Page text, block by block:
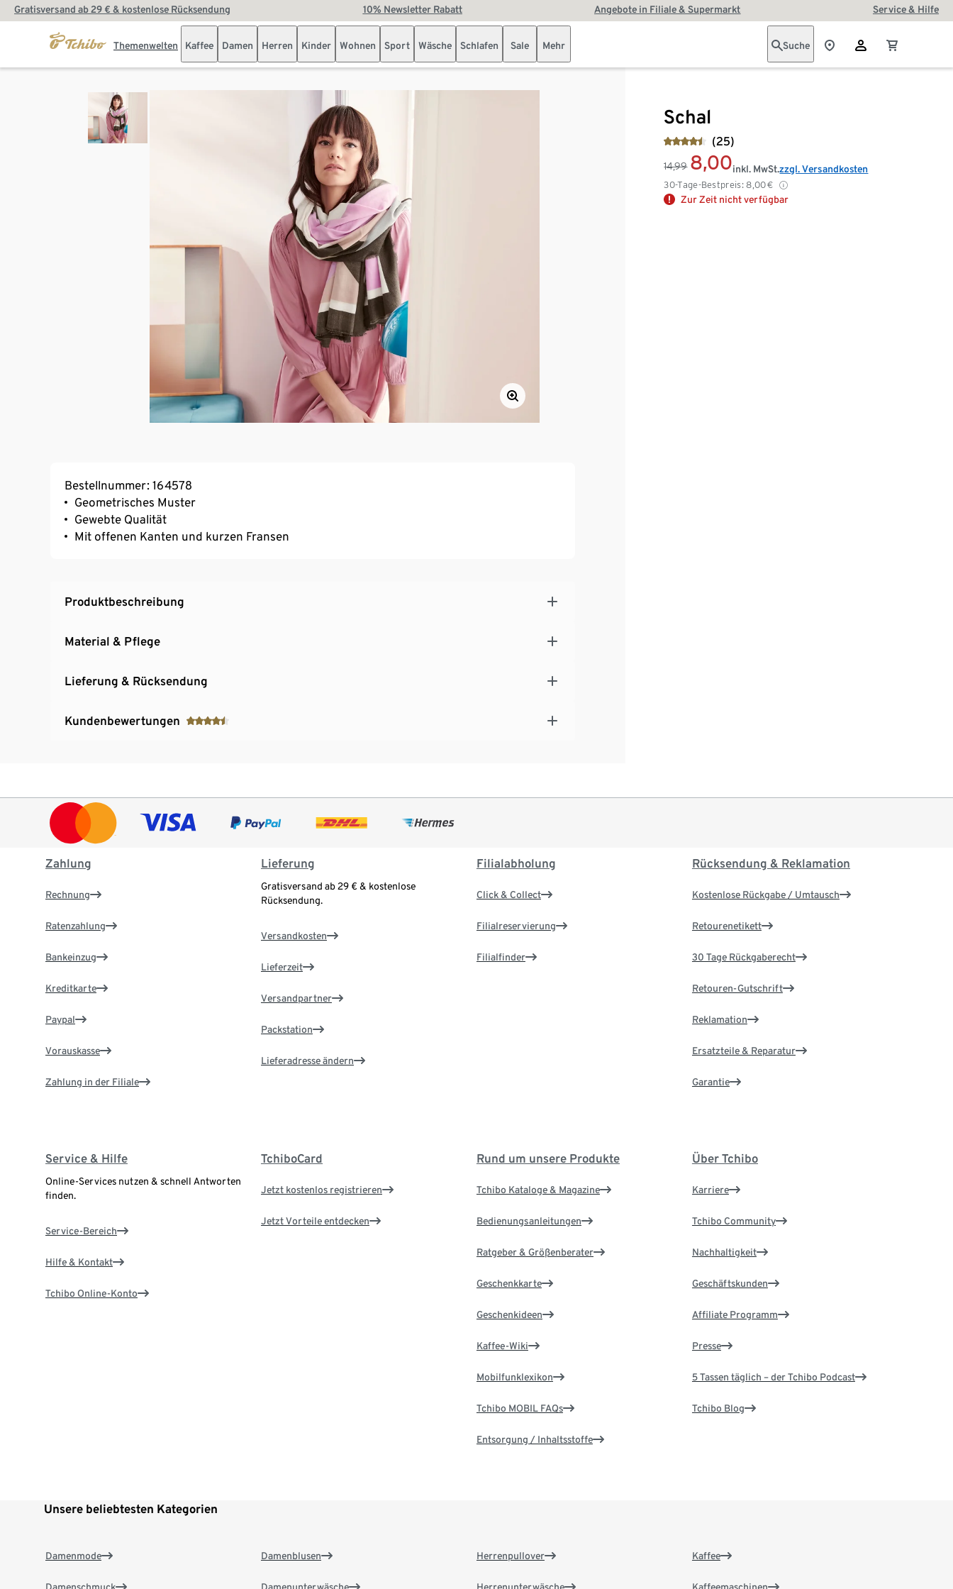
Gratisversand ab 29 € & kostenlose Rücksendung 10% Newsletter Rabatt Angebote in Filiale & Supermarkt Service & Hilfe
Themenwelten Kaffee Damen Herren Kinder Wohnen Sport Wäsche Schlafen Sale Mehr Suche
Schal
(25)
14,99 8,00
30-Tage-Bestpreis: 8,00€
inkl. MwSt.zzgl. Versandkosten
Zur Zeit nicht verfügbar
Bestellnummer: 164578
Geometrisches Muster
Gewebte Qualität
Mit offenen Kanten und kurzen Fransen
Produktbeschreibung
Material & Pflege
Lieferung & Rücksendung
Kundenbewertungen
Zahlung
Rechnung
Ratenzahlung
Bankeinzug
Kreditkarte
Paypal
Vorauskasse
Zahlung in der Filiale
Lieferung
Gratisversand ab 29 € & kostenlose
Rücksendung.
Versandkosten
Lieferzeit
Versandpartner
Packstation
Lieferadresse ändern
Filialabholung
Click & Collect
Filialreservierung
Filialfinder
Rücksendung & Reklamation
Kostenlose Rückgabe / Umtausch
Retourenetikett
30 Tage Rückgaberecht
Retouren-Gutschrift
Reklamation
Ersatzteile & Reparatur
Garantie
Service & Hilfe
Online-Services nutzen & schnell Antworten
finden.
Service-Bereich
Hilfe & Kontakt
Tchibo Online-Konto
TchiboCard
Jetzt kostenlos registrieren
Jetzt Vorteile entdecken
Rund um unsere Produkte
Tchibo Kataloge & Magazine
Bedienungsanleitungen
Ratgeber & Größenberater
Geschenkkarte
Geschenkideen
Kaffee-Wiki
Mobilfunklexikon
Tchibo MOBIL FAQs
Entsorgung / Inhaltsstoffe
Über Tchibo
Karriere
Tchibo Community
Nachhaltigkeit
Geschäftskunden
Affiliate Programm
Presse
5 Tassen täglich – der Tchibo Podcast
Tchibo Blog
Unsere beliebtesten Kategorien
Damenmode Damenblusen Herrenpullover Kaffee